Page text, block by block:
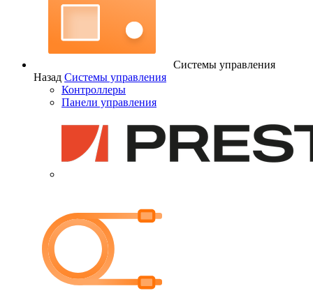
Системы управления
Назад Системы управления
Контроллеры
Панели управления